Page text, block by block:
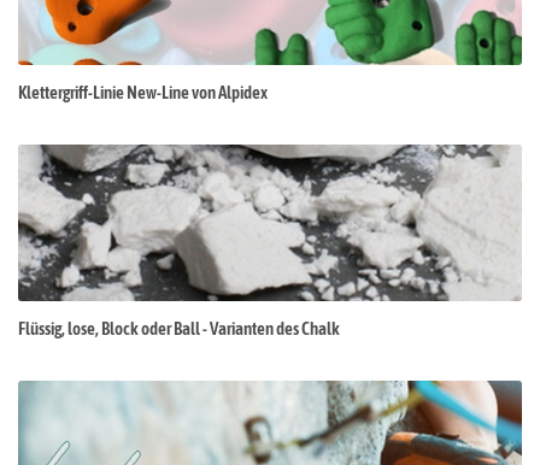
Klettergriff-Linie New-Line von Alpidex
Flüssig, lose, Block oder Ball - Varianten des Chalk